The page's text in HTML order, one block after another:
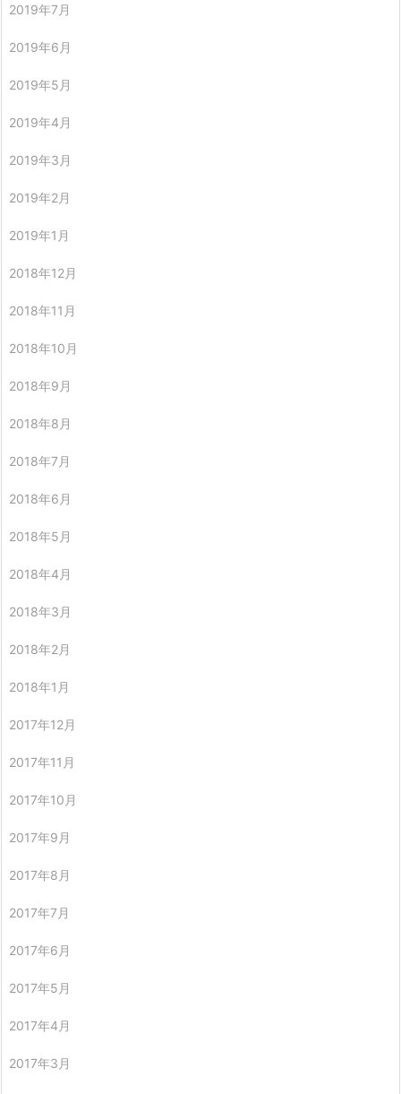
2019年7月
2019年6月
2019年5月
2019年4月
2019年3月
2019年2月
2019年1月
2018年12月
2018年11月
2018年10月
2018年9月
2018年8月
2018年7月
2018年6月
2018年5月
2018年4月
2018年3月
2018年2月
2018年1月
2017年12月
2017年11月
2017年10月
2017年9月
2017年8月
2017年7月
2017年6月
2017年5月
2017年4月
2017年3月